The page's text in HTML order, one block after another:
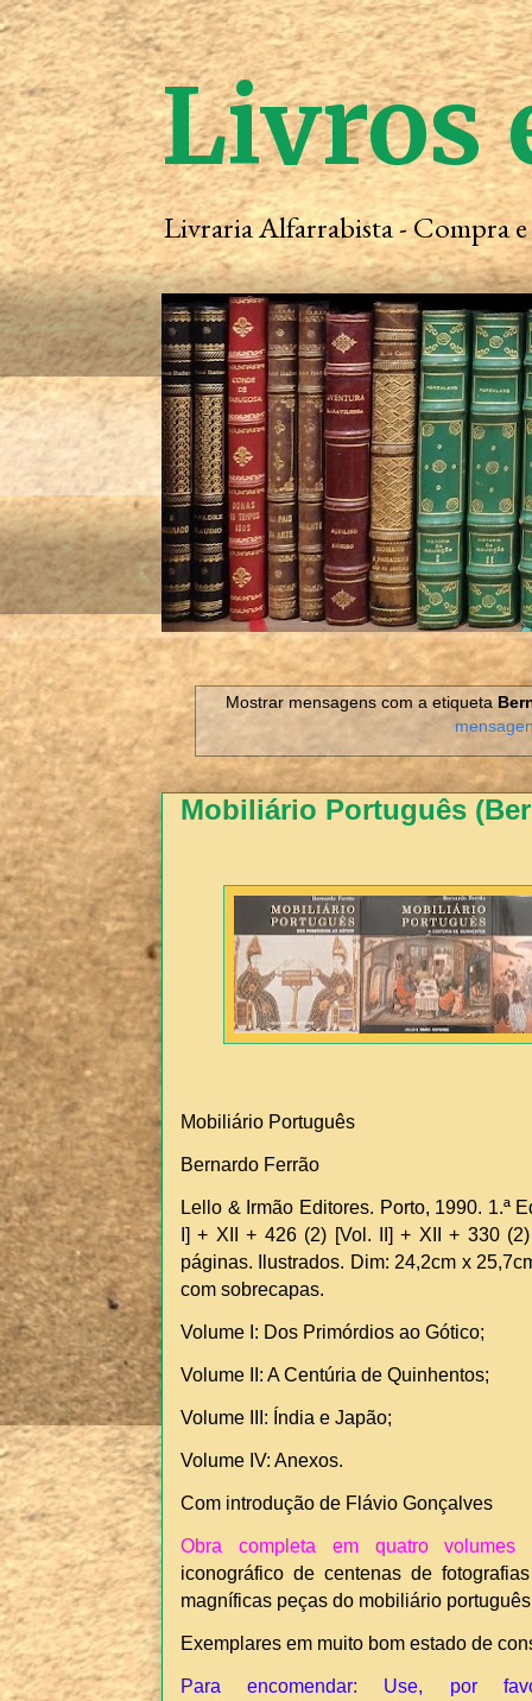
Livros
Livraria Alfarrabista - Compra
Mostrar mensagens com a etiqueta
Mobiliário Português
Mobiliário Português
Bernardo Ferrão
Lello & Irmão Editores. Porto, 1990. 1.ª
I] + XII + 426 (2) [Vol. II] + XII + 330
páginas. Ilustrados. Dim: 24,2cm x
com sobrecapas.
Volume I: Dos Primórdios ao Gótico;
Volume II: A Centúria de Quinhentos;
Volume III: Índia e Japão;
Volume IV: Anexos.
Com introdução de Flávio Gonçalves
Obra completa em quatro volumes
iconográfico de centenas de
magníficas peças do mobiliário
Exemplares em muito bom estado de
Para encomendar: Use, por